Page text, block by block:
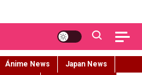
Ánime News
Japan News